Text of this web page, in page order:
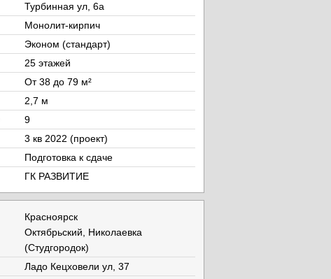
Турбинная ул, 6а
Монолит-кирпич
Эконом (стандарт)
25 этажей
От 38 до 79 м²
2,7 м
9
3 кв 2022 (проект)
Подготовка к сдаче
ГК РАЗВИТИЕ
Красноярск
Октябрьский, Николаевка
(Студгородок)
Ладо Кецховели ул, 37